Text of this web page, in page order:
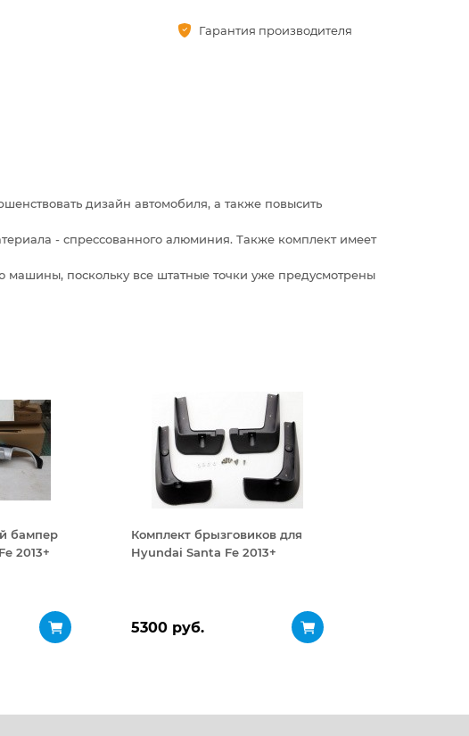
Гарантия производителя
дизайн автомобиля, а также повысить
- спрессованного алюминия. Также комплект имеет
машины, поскольку все штатные точки уже предусмотрены
бампер
2013+
Комплект брызговиков для
Hyundai Santa Fe 2013+
5300 руб.